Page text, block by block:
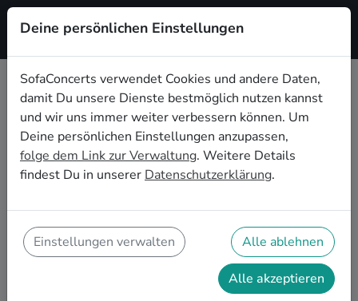
Registrieren
Jazz Live-Musik für den
Sektempfang in San Francisco
Ihr seid auf der Suche nach musikalischer
Untermalung für den Sektempfang eurer Hochzeit in
romantische Jazz Singer-Songwriter*innen und
stimmungsvolle Bands, die eure Feierlichkeiten und
den Hochzeits-Sektempfang in San Francisco perfekt
Deine persönlichen Einstellungen
SofaConcerts verwendet Cookies und andere Daten,
damit Du unsere Dienste bestmöglich nutzen kannst
und wir uns immer weiter verbessern können. Um
Deine persönlichen Einstellungen anzupassen,
folge dem Link zur Verwaltung. Weitere Details
findest Du in unserer Datenschutzerklärung.
Einstellungen verwalten Alle ablehnen
Alle akzeptieren